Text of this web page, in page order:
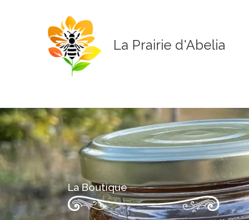
La Prairie d'Abelia
La Boutique